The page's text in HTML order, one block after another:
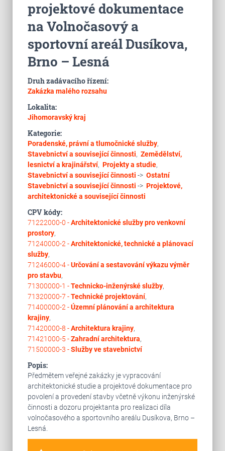
projektové dokumentace
na Volnočasový a
sportovní areál Dusíkova,
Brno – Lesná
Druh zadávacího řízení:
Zakázka malého rozsahu
Lokalita:
Jihomoravský kraj
Kategorie:
Poradenské, právní a tlumočnické služby,
Stavebnictví a související činnosti, Zemědělství,
lesnictví a krajinářství, Projekty a studie,
Stavebnictví a související činnosti -> Ostatní
Stavebnictví a související činnosti -> Projektové,
architektonické a související činnosti
CPV kódy:
71222000-0 -Architektonické služby pro venkovní
prostory,
71240000-2 -Architektonické, technické a plánovací
služby,
71246000-4 -Určování a sestavování výkazu výměr
pro stavbu,
71300000-1 -Technicko-inženýrské služby,
71320000-7 -Technické projektování,
71400000-2 -Územní plánování a architektura
krajiny,
71420000-8 -Architektura krajiny,
71421000-5 -Zahradní architektura,
71500000-3 -Služby ve stavebnictví
Popis:
Předmětem veřejné zakázky je vypracování
architektonické studie a projektové dokumentace pro
povolení a provedení stavby včetně výkonu inženýrské
činnosti a dozoru projektanta pro realizaci díla
volnočasového a sportovního areálu Dusíkova, Brno –
Lesná.